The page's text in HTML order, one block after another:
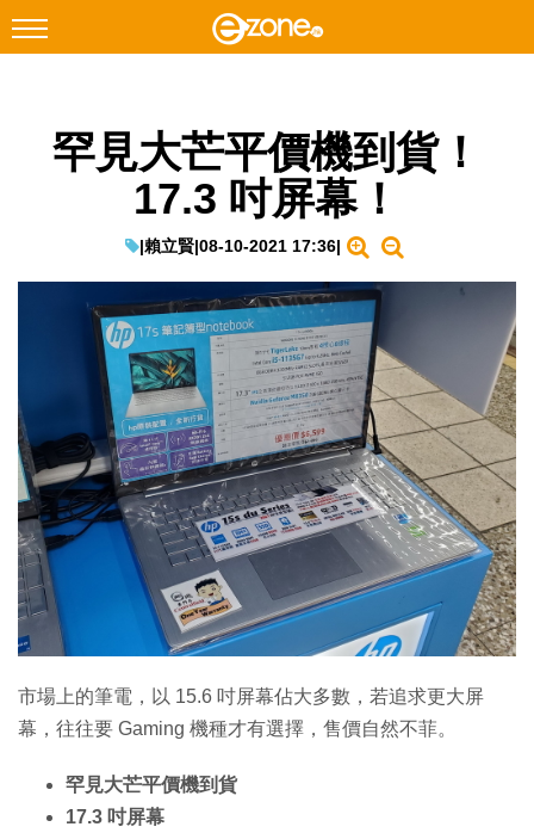
Facebook Instagram
遊戲動漫
IT Times
生成式AI與雲端應用
Enterprise Digital Transformation
特集
罕見大芒平價機到貨！
17.3 吋屏幕！
|賴立賢|08-10-2021 17:36|
市場上的筆電，以 15.6 吋屏幕佔大多數，若追求更大屏
幕，往往要 Gaming 機種才有選擇，售價自然不菲。
罕見大芒平價機到貨
17.3 吋屏幕